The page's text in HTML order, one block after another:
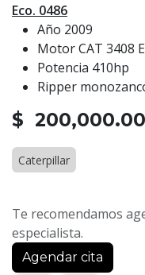
Eco. 0486
Año 2009
Motor CAT 3408 E
Potencia 410hp
Ripper
$ 200,000.00
Caterpillar
Te recomendamos
especialista.
Agendar cita